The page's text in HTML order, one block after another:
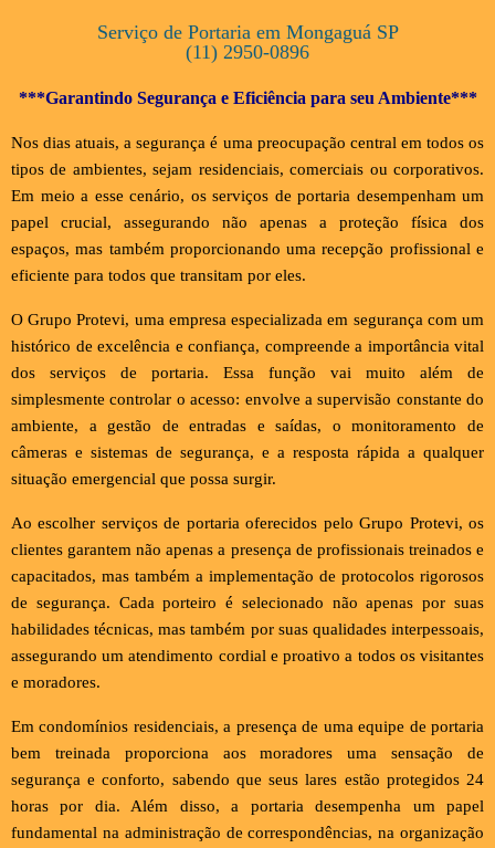
Serviço de Portaria em Mongaguá SP
(11) 2950-0896
***Garantindo Segurança e Eficiência para seu Ambiente***
Nos dias atuais, a segurança é uma preocupação central em todos os
tipos de ambientes, sejam residenciais, comerciais ou corporativos.
Em meio a esse cenário, os serviços de portaria desempenham um
papel crucial, assegurando não apenas a proteção física dos
espaços, mas também proporcionando uma recepção profissional e
eficiente para todos que transitam por eles.
O Grupo Protevi, uma empresa especializada em segurança com um
histórico de excelência e confiança, compreende a importância vital
dos serviços de portaria. Essa função vai muito além de
simplesmente controlar o acesso: envolve a supervisão constante do
ambiente, a gestão de entradas e saídas, o monitoramento de
câmeras e sistemas de segurança, e a resposta rápida a qualquer
situação emergencial que possa surgir.
Ao escolher serviços de portaria oferecidos pelo Grupo Protevi, os
clientes garantem não apenas a presença de profissionais treinados e
capacitados, mas também a implementação de protocolos rigorosos
de segurança. Cada porteiro é selecionado não apenas por suas
habilidades técnicas, mas também por suas qualidades interpessoais,
assegurando um atendimento cordial e proativo a todos os visitantes
e moradores.
Em condomínios residenciais, a presença de uma equipe de portaria
bem treinada proporciona aos moradores uma sensação de
segurança e conforto, sabendo que seus lares estão protegidos 24
horas por dia. Além disso, a portaria desempenha um papel
fundamental na administração de correspondências, na organização